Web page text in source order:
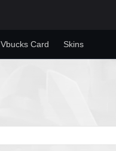
Vbucks Card Skins